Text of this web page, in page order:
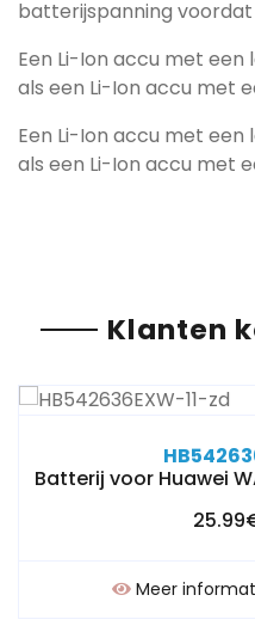
batterijspanning
Een Li-Ion accu met een
als een Li-Ion accu met
Een Li-Ion accu met een
als een Li-Ion accu met
Klanten
Batterij voor Huawei
Meer